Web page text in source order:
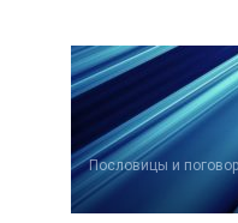
Пословицы и